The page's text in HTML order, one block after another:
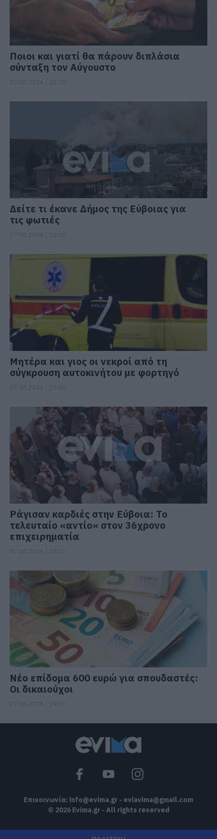
Ποιοι και γιατί θα πάρουν διπλάσια
σύνταξη τον Αύγουστο
Δείτε τι έκανε Δήμος της Εύβοιας για
τις φωτιές
Μητέρα και γιος οι νεκροί από τη
σύγκρουση αυτοκινήτου με φορτηγό
Ράγισαν καρδιές στην Εύβοια: Το
τελευταίο «αντίο» στον 36χρονο
επιχειρηματία
Νέο επίδομα 600 ευρώ για σπουδαστές:
Οι δικαιούχοι
Επικοινωνία: info@evima.gr - eviavima@gmail.com
© 2026 Evima.gr - All rights reserved